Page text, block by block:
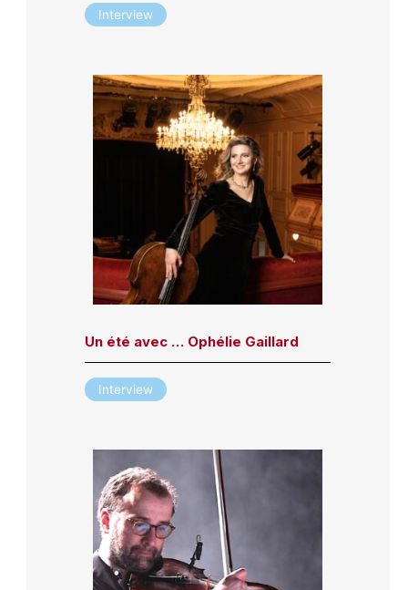
Interview
Un été avec … Ophélie Gaillard
Interview